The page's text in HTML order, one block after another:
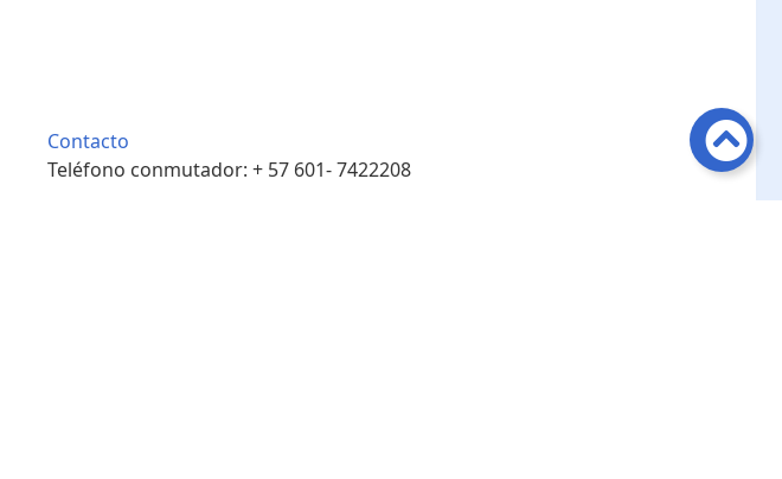
Contacto
Teléfono conmutador: + 57 601- 7422208